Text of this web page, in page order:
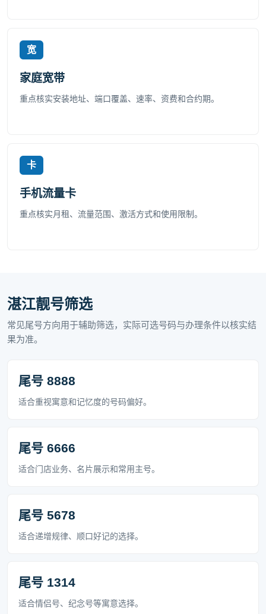
宽
家庭宽带
重点核实安装地址、端口覆盖、速率、资费和合约期。
卡
手机流量卡
重点核实月租、流量范围、激活方式和使用限制。
湛江靓号筛选
常见尾号方向用于辅助筛选，实际可选号码与办理条件以核实结
果为准。
尾号 8888
适合重视寓意和记忆度的号码偏好。
尾号 6666
适合门店业务、名片展示和常用主号。
尾号 5678
适合递增规律、顺口好记的选择。
尾号 1314
适合情侣号、纪念号等寓意选择。